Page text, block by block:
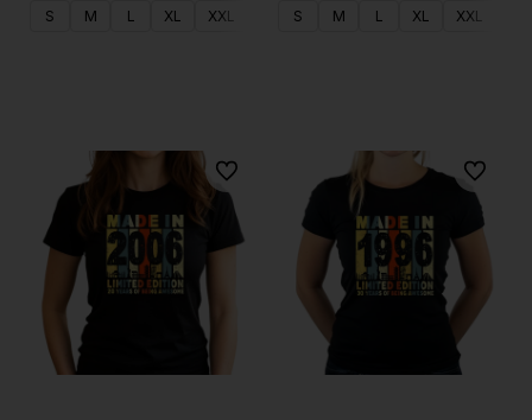
S M L XL XXL S M L XL XXL
Do ulubionych Do